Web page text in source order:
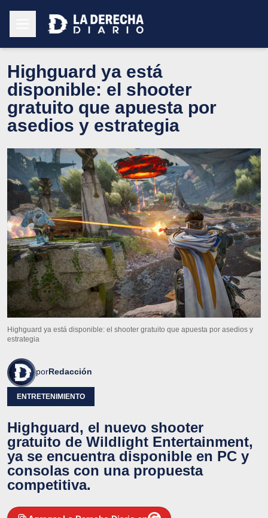
Highguard ya está
disponible: el shooter
gratuito que apuesta por
asedios y estrategia
Highguard ya está disponible: el shooter gratuito que apuesta por asedios y
estrategia
porRedacción
ENTRETENIMIENTO
Highguard, el nuevo shooter
gratuito de Wildlight Entertainment,
ya se encuentra disponible en PC y
consolas con una propuesta
competitiva.